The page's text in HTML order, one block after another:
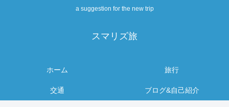
a suggestion for the new trip
スマリズ旅
ホーム 旅行
交通 ブログ&自己紹介